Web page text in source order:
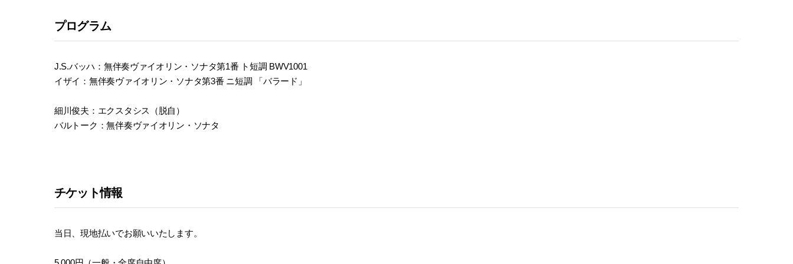
プログラム
J.S.バッハ：無伴奏ヴァイオリン・ソナタ第1番 ト短調 BWV1001
イザイ：無伴奏ヴァイオリン・ソナタ第3番 ニ短調 「バラード」
細川俊夫：エクスタシス（脱自）
バルトーク：無伴奏ヴァイオリン・ソナタ
チケット情報
当日、現地払いでお願いいたします。